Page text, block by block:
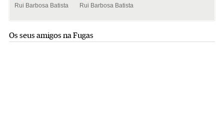
Rui Barbosa Batista Rui Barbosa Batista
Os seus amigos na Fugas